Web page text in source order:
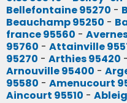
Bellefontaine 95270 -
Beauchamp 95250 -
france 95560 -
95760 - Attainville
95270 - Arthies 95420 -
Arnouville 95400 -
95580 - Amenucourt
Aincourt 95510 -